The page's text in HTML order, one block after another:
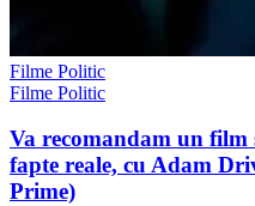
Filme Politic
Filme Politic
Va recomandam un
fapte reale, cu Adam
Prime)